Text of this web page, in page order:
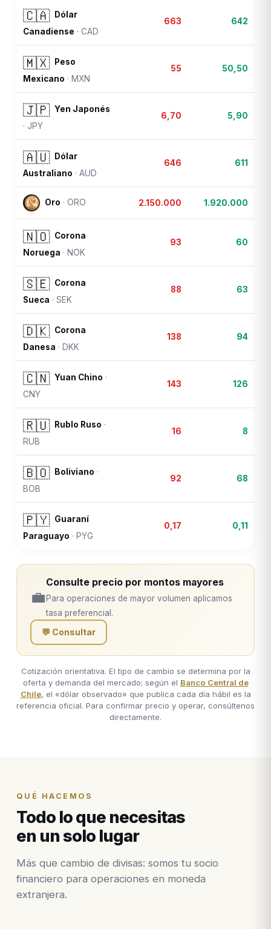
🇨🇦
Dólar
Canadiense ·CAD
663 642
🇲🇽
Peso
Mexicano · MXN
55 50,50
🇯🇵 Yen Japonés
· JPY
6,70 5,90
🇦🇺
Dólar
Australiano ·AUD
646 611
Oro ·ORO 2.150.000 1.920.000
🇳🇴 Corona
Noruega · NOK
93 60
🇸🇪 Corona
Sueca ·SEK
88 63
🇩🇰 Corona
Danesa · DKK
138 94
🇨🇳 Yuan Chino ·
CNY
143 126
🇷🇺 Rublo Ruso ·
RUB
16 8
🇧🇴 Boliviano ·
BOB
92 68
🇵🇾 Guaraní
Paraguayo · PYG
0,17 0,11
💼
Consulte precio por montos mayores
Para operaciones de mayor volumen aplicamos
tasa preferencial.
💬 Consultar
Cotización orientativa. El tipo de cambio se determina por la
oferta y demanda del mercado; según el Banco Central de
Chile, el «dólar observado» que publica cada día hábil es la
referencia oficial. Para confirmar precio y operar, consúltenos
directamente.
QUÉ HACEMOS
Todo lo que necesitas
en un solo lugar
Más que cambio de divisas: somos tu socio
financiero para operaciones en moneda
extranjera.